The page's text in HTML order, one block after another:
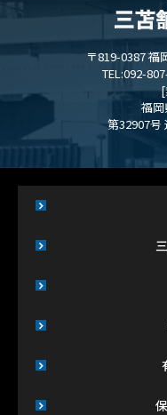
〒819-0387 福
TEL:092-
[
福
第32907号